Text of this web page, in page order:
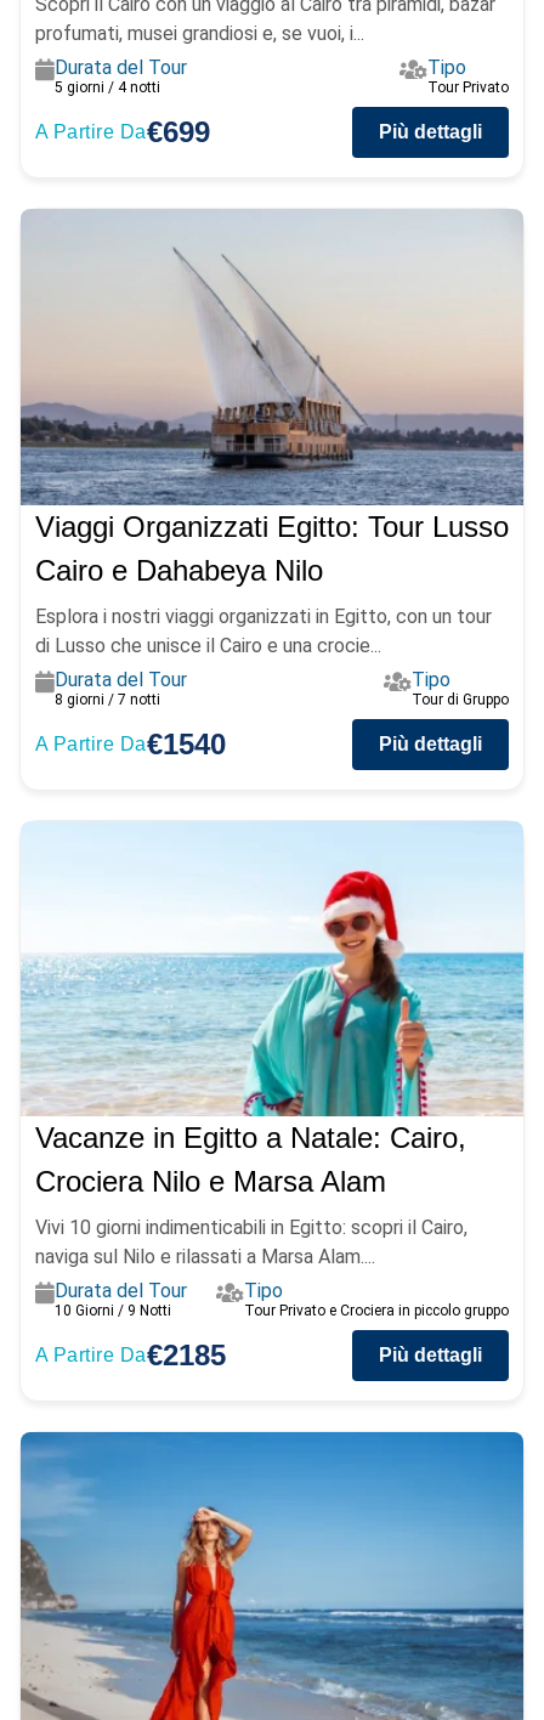
profumati, musei grandiosi e, se vuoi, i...
Durata del Tour
5 giorni / 4 notti
Tipo
Tour Privato
A Partire Da€699 Più dettagli
Viaggi Organizzati Egitto: Tour Lusso
Cairo e Dahabeya Nilo
Esplora i nostri viaggi organizzati in Egitto, con un tour
di Lusso che unisce il Cairo e una crocie...
Durata del Tour
8 giorni / 7 notti
Tipo
Tour di Gruppo
A Partire Da€1540 Più dettagli
Vacanze in Egitto a Natale: Cairo,
Crociera Nilo e Marsa Alam
Vivi 10 giorni indimenticabili in Egitto: scopri il Cairo,
naviga sul Nilo e rilassati a Marsa Alam....
Durata del Tour
10 Giorni / 9 Notti
Tipo
Tour Privato e Crociera in piccolo gruppo
A Partire Da€2185 Più dettagli